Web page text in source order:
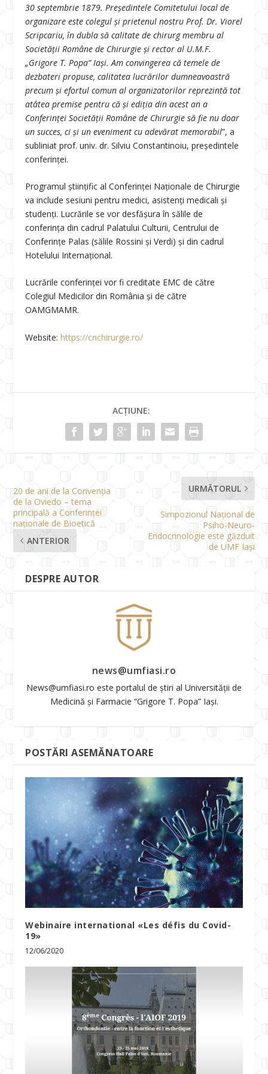
30 septembrie 1879. Președintele Comitetului local de
organizare este colegul și prietenul nostru Prof. Dr. Viorel
Scripcariu, în dubla să calitate de chirurg membru al
Societății Române de Chirurgie și rector al U.M.F.
„Grigore T. Popa” Iași. Am convingerea că temele de
dezbateri propuse, calitatea lucrărilor dumneavoastră
precum și efortul comun al organizatorilor reprezintă tot
atâtea premise pentru că și ediția din acest an a
Conferinței Societății Române de Chirurgie să fie nu doar
un succes, ci și un eveniment cu adevărat memorabil”, a
subliniat prof. univ. dr. Silviu Constantinoiu, președintele
conferinței.
Programul științific al Conferinței Naționale de Chirurgie
va include sesiuni pentru medici, asistenți medicali și
studenți. Lucrările se vor desfășura în sălile de
conferința din cadrul Palatului Culturii, Centrului de
Conferințe Palas (sălile Rossini și Verdi) și din cadrul
Hotelului Internațional.
Lucrările conferinței vor fi creditate EMC de către
Colegiul Medicilor din România și de către
OAMGMAMR.
Website:https://cnchirurgie.ro/
ACȚIUNE:
20 de ani de la Convenția
de la Oviedo – tema
principală a Conferinței
naționale de Bioetică
ANTERIOR
URMĂTORUL
Simpozionul Național de
Psiho-Neuro-
Endocrinologie este găzduit
de UMF Iași
DESPRE AUTOR
news@umfiasi.ro
News@umfiasi.ro este portalul de știri al Universității de
Medicină și Farmacie “Grigore T. Popa” Iași.
POSTĂRI ASEMĂNATOARE
Webinaire international «Les défis du Covid-
19»
12/06/2020